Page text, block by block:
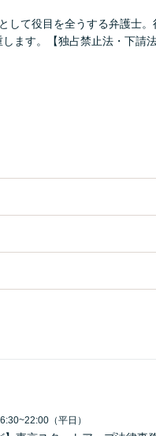
して役目を全うする弁護士。
ます。【独占禁止法・下請
（平日）